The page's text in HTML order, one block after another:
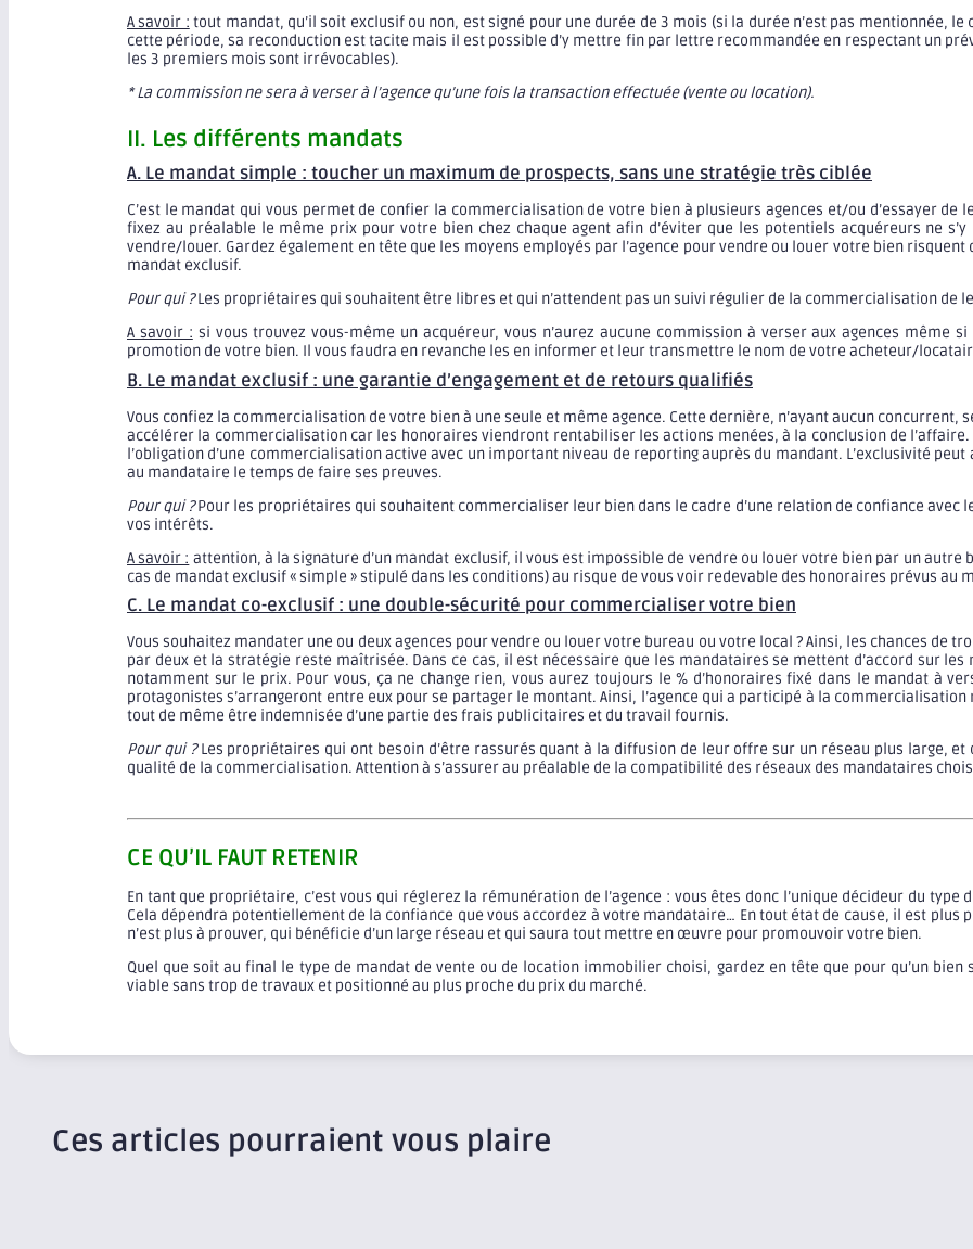
A savoir : tout mandat, qu’il soit exclusif ou non, est signé pour une durée de 3 mois (si la durée n’est pas mentionnée, le
cette période, sa reconduction est tacite mais il est possible d’y mettre fin par lettre recommandée en respectant un
les 3 premiers mois sont irrévocables).
* La commission ne sera à verser à l’agence qu’une fois la transaction effectuée (vente ou location).
II. Les différents mandats
A. Le mandat simple : toucher un maximum de prospects, sans une stratégie très ciblée
C’est le mandat qui vous permet de confier la commercialisation de votre bien à plusieurs agences et/ou d’essayer de
fixez au préalable le même prix pour votre bien chez chaque agent afin d’éviter que les potentiels acquéreurs ne
vendre/louer. Gardez également en tête que les moyens employés par l’agence pour vendre ou louer votre bien risquent
mandat exclusif.
Pour qui ?Les propriétaires qui souhaitent être libres et qui n’attendent pas un suivi régulier de la commercialisation de
A savoir : si vous trouvez vous-même un acquéreur, vous n’aurez aucune commission à verser aux agences même
promotion de votre bien. Il vous faudra en revanche les en informer et leur transmettre le nom de votre acheteur/
B. Le mandat exclusif : une garantie d’engagement et de retours qualifiés
Vous confiez la commercialisation de votre bien à une seule et même agence. Cette dernière, n’ayant aucun
accélérer la commercialisation car les honoraires viendront rentabiliser les actions menées, à la conclusion de
l’obligation d’une commercialisation active avec un important niveau de reporting auprès du mandant. L’exclusivité
au mandataire le temps de faire ses preuves.
Pour qui ?Pour les propriétaires qui souhaitent commercialiser leur bien dans le cadre d’une relation de confiance avec
vos intérêts.
A savoir : attention, à la signature d’un mandat exclusif, il vous est impossible de vendre ou louer votre bien par un
cas de mandat exclusif « simple » stipulé dans les conditions) au risque de vous voir redevable des honoraires prévus au
C. Le mandat co-exclusif : une double-sécurité pour commercialiser votre bien
Vous souhaitez mandater une ou deux agences pour vendre ou louer votre bureau ou votre local ? Ainsi, les chances de
par deux et la stratégie reste maîtrisée. Dans ce cas, il est nécessaire que les mandataires se mettent d’accord sur
notamment sur le prix. Pour vous, ça ne change rien, vous aurez toujours le % d’honoraires fixé dans le mandat à
protagonistes s’arrangeront entre eux pour se partager le montant. Ainsi, l’agence qui a participé à la commercialisation
tout de même être indemnisée d’une partie des frais publicitaires et du travail fournis.
Pour qui ?Les propriétaires qui ont besoin d’être rassurés quant à la diffusion de leur offre sur un réseau plus large, et
qualité de la commercialisation. Attention à s’assurer au préalable de la compatibilité des réseaux des mandataires
CE QU’IL FAUT RETENIR
En tant que propriétaire, c’est vous qui réglerez la rémunération de l’agence : vous êtes donc l’unique décideur du
Cela dépendra potentiellement de la confiance que vous accordez à votre mandataire… En tout état de cause, il est plus
n’est plus à prouver, qui bénéficie d’un large réseau et qui saura tout mettre en œuvre pour promouvoir votre bien.
Quel que soit au final le type de mandat de vente ou de location immobilier choisi, gardez en tête que pour qu’un
viable sans trop de travaux et positionné au plus proche du prix du marché.
Ces articles pourraient vous plaire